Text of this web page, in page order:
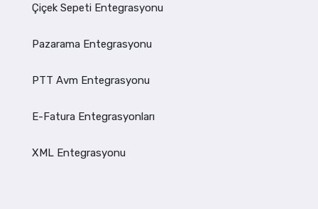
Çiçek Sepeti Entegrasyonu
Pazarama Entegrasyonu
PTT Avm Entegrasyonu
E-Fatura Entegrasyonları
XML Entegrasyonu